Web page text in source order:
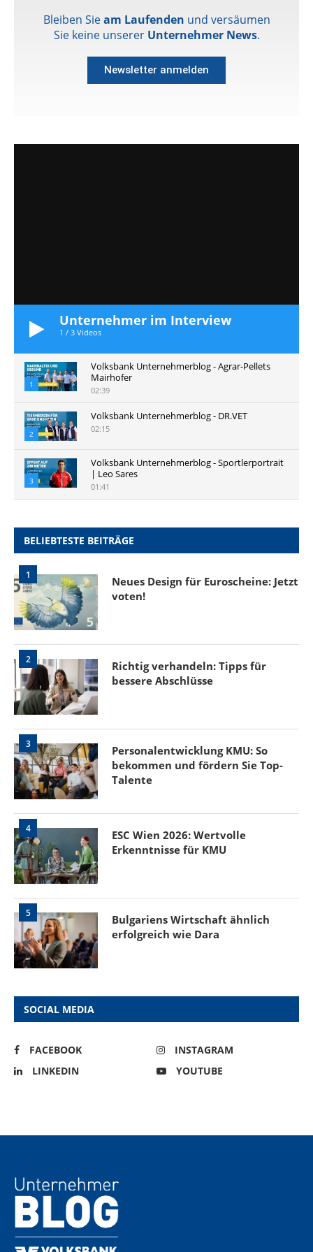
Bleiben Sieam Laufenden und versäumen
Sie keine unserer Unternehmer News.
Newsletter anmelden
Unternehmer im Interview
1 / 3 Videos
1
Volksbank Unternehmerblog - Agrar-Pellets
Mairhofer
02:39
2
Volksbank Unternehmerblog - DR.VET
02:15
3
Volksbank Unternehmerblog - Sportlerportrait
| Leo Sares
01:41
BELIEBTESTE BEITRÄGE
1
Neues Design für Euroscheine: Jetzt
voten!
2
Richtig verhandeln: Tipps für
bessere Abschlüsse
3
Personalentwicklung KMU: So
bekommen und fördern Sie Top-
Talente
4
ESC Wien 2026: Wertvolle
Erkenntnisse für KMU
5
Bulgariens Wirtschaft ähnlich
erfolgreich wie Dara
SOCIAL MEDIA
FACEBOOK
INSTAGRAM
LINKEDIN
YOUTUBE